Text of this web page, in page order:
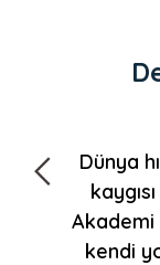
Dünya
Akademi
kendi